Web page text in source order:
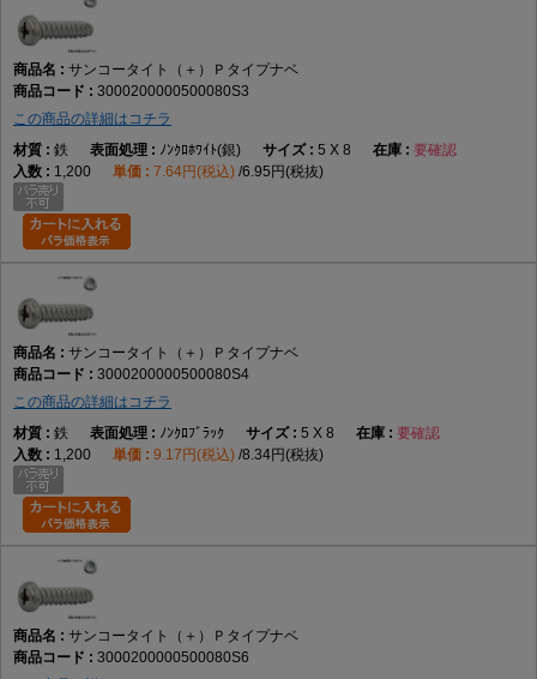
サンコータイト（＋）Ｐタイプナベ
3000200000500080S3
この商品の詳細はコチラ
鉄
ﾉﾝｸﾛﾎﾜｲﾄ(銀) 5 X 8
要確認
1,200
7.64円(税込) 6.95円(税抜)
サンコータイト（＋）Ｐタイプナベ
3000200000500080S4
この商品の詳細はコチラ
鉄
ﾉﾝｸﾛﾌﾞﾗｯｸ 5 X 8
要確認
1,200
9.17円(税込) 8.34円(税抜)
サンコータイト（＋）Ｐタイプナベ
3000200000500080S6